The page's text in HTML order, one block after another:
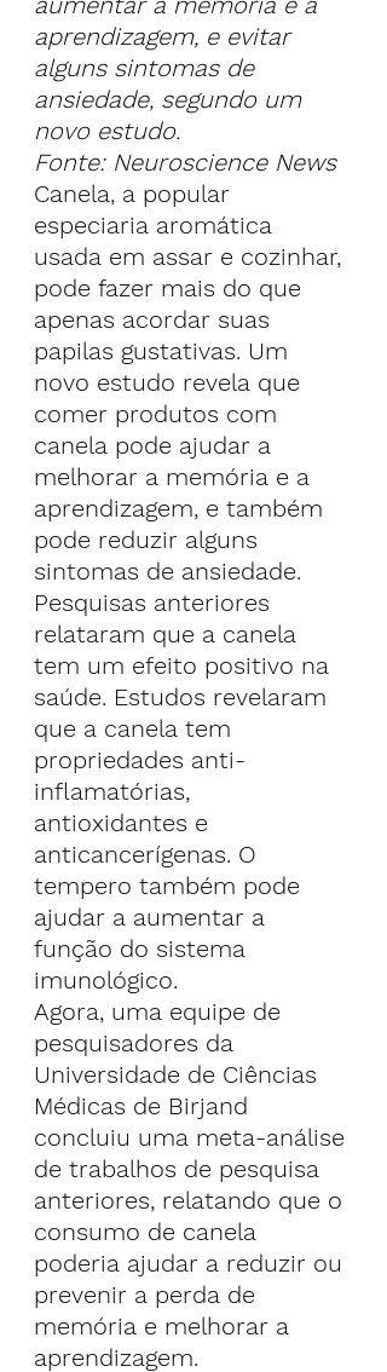
aprendizagem, e evitar
alguns sintomas de
ansiedade, segundo um
novo estudo.
Fonte: Neuroscience News
Canela, a popular
especiaria aromática
usada em assar e cozinhar,
pode fazer mais do que
apenas acordar suas
papilas gustativas. Um
novo estudo revela que
comer produtos com
canela pode ajudar a
melhorar a memória e a
aprendizagem, e também
pode reduzir alguns
sintomas de ansiedade.
Pesquisas anteriores
relataram que a canela
tem um efeito positivo na
saúde. Estudos revelaram
que a canela tem
propriedades anti-
inflamatórias,
antioxidantes e
anticancerígenas. O
tempero também pode
ajudar a aumentar a
função do sistema
imunológico.
Agora, uma equipe de
pesquisadores da
Universidade de Ciências
Médicas de Birjand
concluiu uma meta-análise
de trabalhos de pesquisa
anteriores, relatando que o
consumo de canela
poderia ajudar a reduzir ou
prevenir a perda de
memória e melhorar a
aprendizagem.